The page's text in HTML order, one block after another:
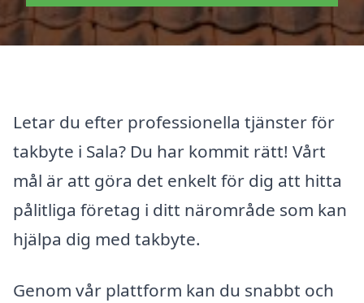
Letar du efter professionella tjänster för
takbyte i Sala? Du har kommit rätt! Vårt
mål är att göra det enkelt för dig att hitta
pålitliga företag i ditt närområde som kan
hjälpa dig med takbyte.
Genom vår plattform kan du snabbt och